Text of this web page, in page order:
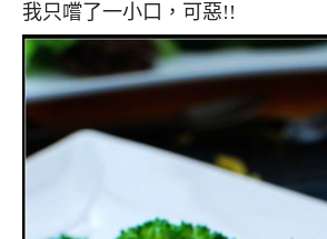
我只嚐了一小口，可惡!!